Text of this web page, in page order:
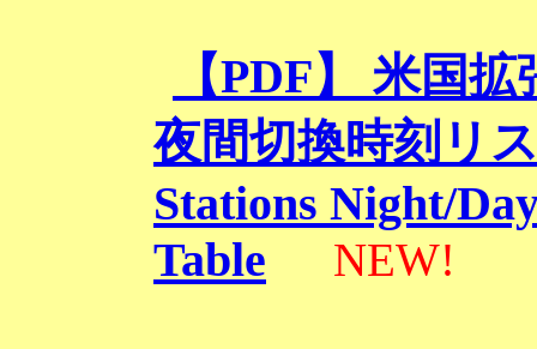
【PDF】 米国
夜間切換時刻リ
Stations Night/
Table
NEW!